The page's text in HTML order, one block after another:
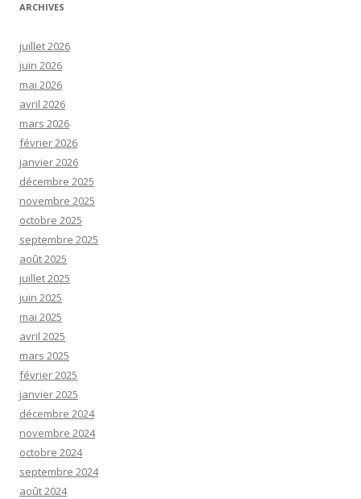
ARCHIVES
juillet 2026
juin 2026
mai 2026
avril 2026
mars 2026
février 2026
janvier 2026
décembre 2025
novembre 2025
octobre 2025
septembre 2025
août 2025
juillet 2025
juin 2025
mai 2025
avril 2025
mars 2025
février 2025
janvier 2025
décembre 2024
novembre 2024
octobre 2024
septembre 2024
août 2024